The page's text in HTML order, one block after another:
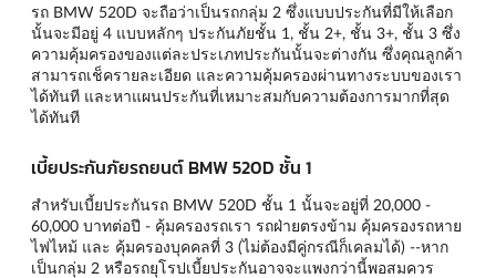
รถ BMW 520D จะถือว่าเป็นรถกลุ่ม 2 ซึ่งแบบประกันที่มีให้เลือก
นั้นจะมีอยู่ 4 แบบหลักๆ ประกันภัยชั้น 1, ชั้น 2+, ชั้น 3+, ชั้น 3 ซึ่ง
ความคุ้มครองของแต่ละประเภทประกันนั้นจะต่างกัน ซึ่งคุณลูกค้า
สามารถเช็ครายละเอียด และความคุ้มครองผ่านทางระบบของเรา
ได้ทันที และหาแผนประกันที่เหมาะสมกับความต้องการมากที่สุด
ได้ทันที
เบี้ยประกันภัยรถยนต์ BMW 520D ชั้น 1
สำหรับเบี้ยประกันรถ BMW 520D ชั้น 1 นั้นจะอยู่ที่ 20,000 -
60,000 บาทต่อปี - คุ้มครองรถเรา รถฝ่ายตรงข้าม คุ้มครองรถหาย
ไฟไหม้ และ คุ้มครองบุคคลที่ 3 (ไม่ต้องมีคู่กรณีก็เคลมได้) --หาก
เป็นกลุ่ม 2 หรือรถยุโรปเบี้ยประกันอาจจะแพงกว่านี้พอสมควร